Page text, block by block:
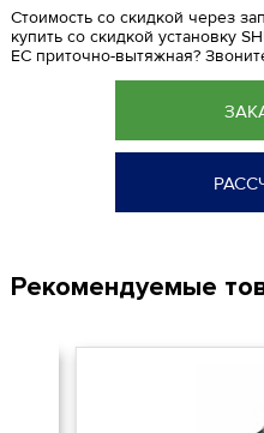
Стоимость со скидкой через
купить со скидкой установку
EC приточно-вытяжная?
Рекомендуемые